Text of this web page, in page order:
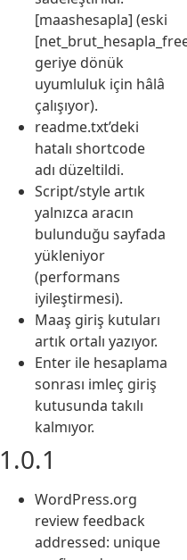
[maashesapla] (eski
geriye dönük
uyumluluk için hâlâ
çalışıyor).
readme.txt’deki
hatalı shortcode
adı düzeltildi.
Script/style artık
yalnızca aracın
bulunduğu sayfada
yükleniyor
(performans
iyileştirmesi).
Maaş giriş kutuları
artık ortalı yazıyor.
Enter ile hesaplama
sonrası imleç giriş
kutusunda takılı
kalmıyor.
1.0.1
WordPress.org
review feedback
addressed: unique